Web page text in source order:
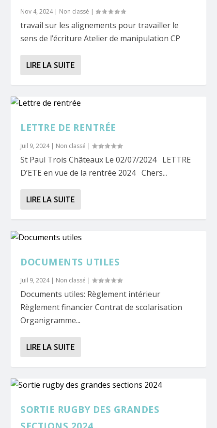
Nov 4, 2024| Non classé |
travail sur les alignements pour travailler le
sens de l’écriture Atelier de manipulation CP
LIRE LA SUITE
LETTRE DE RENTRÉE
Juil 9, 2024| Non classé |
St Paul Trois Châteaux Le 02/07/2024 LETTRE
D’ETE en vue de la rentrée 2024 Chers...
LIRE LA SUITE
DOCUMENTS UTILES
Juil 9, 2024| Non classé |
Documents utiles: Règlement intérieur
Règlement financier Contrat de scolarisation
Organigramme...
LIRE LA SUITE
SORTIE RUGBY DES GRANDES